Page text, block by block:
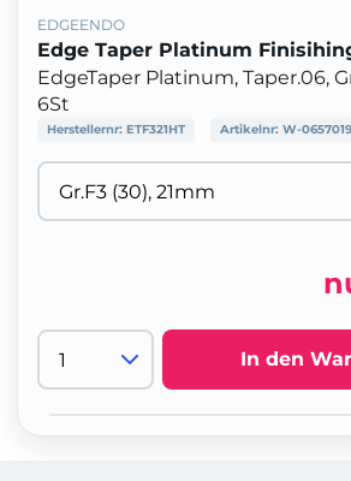
EDGEENDO
Edge Taper Platinum
EdgeTaper Platinum, Taper.06,
6St
Herstellernr: ETF321HT Artikelnr: W-0657019
In den